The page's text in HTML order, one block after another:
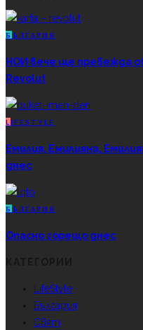
Б ЪЛГАРИЯ
НОИ вече ще превежда
Revolut
L IFESTYLE
Емилия, Емилияна,
днес
Б ЪЛГАРИЯ
Опасно горещо днес
LifeStyle
България
Свят